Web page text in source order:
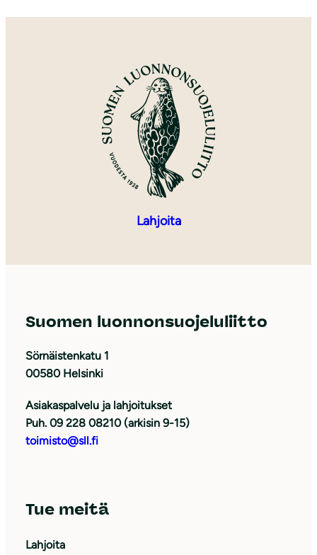
Lahjoita
Suomen luonnonsuojeluliitto
Sörnäistenkatu 1
00580 Helsinki
Asiakaspalvelu ja lahjoitukset
Puh. 09 228 08210 (arkisin 9-15)
toimisto@sll.fi
Tue meitä
Lahjoita